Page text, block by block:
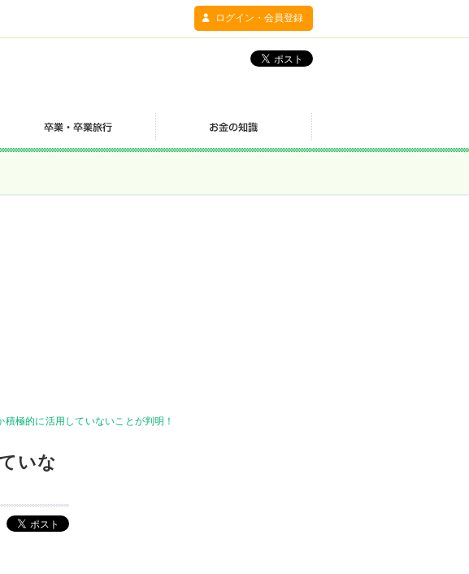
ログイン・会員登録
極的に活用していないことが判明！
いな